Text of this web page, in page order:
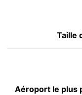
Taille
Aéroport le plus